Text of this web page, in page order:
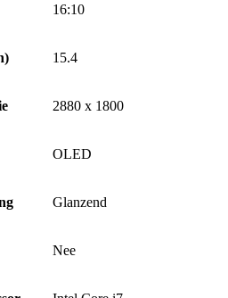
16:10
15.4
2880 x 1800
OLED
Glanzend
Nee